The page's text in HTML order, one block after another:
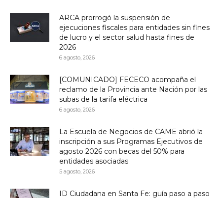
ARCA prorrogó la suspensión de
ejecuciones fiscales para entidades sin fines
de lucro y el sector salud hasta fines de
2026
6 agosto, 2026
[COMUNICADO] FECECO acompaña el
reclamo de la Provincia ante Nación por las
subas de la tarifa eléctrica
6 agosto, 2026
La Escuela de Negocios de CAME abrió la
inscripción a sus Programas Ejecutivos de
agosto 2026 con becas del 50% para
entidades asociadas
5 agosto, 2026
ID Ciudadana en Santa Fe: guía paso a paso